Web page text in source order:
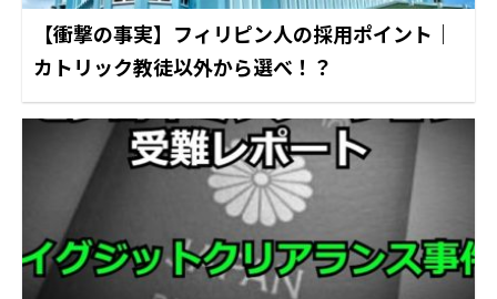
【衝撃の事実】フィリピン人の採用ポイント｜
カトリック教徒以外から選べ！？